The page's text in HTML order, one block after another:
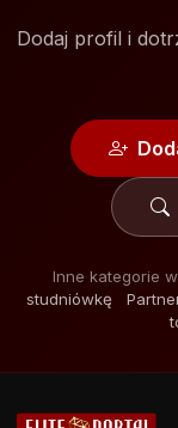
Dodaj profil i
Inne kategorie
studniówkę